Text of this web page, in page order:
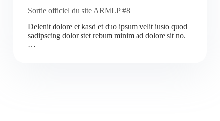
Sortie officiel du site ARMLP #8
Delenit dolore et kasd et duo ipsum velit iusto quod
sadipscing dolor stet rebum minim ad dolore sit no.
…